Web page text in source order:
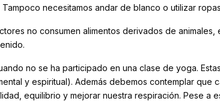
necesitamos andar de blanco o utilizar
no consumen alimentos derivados de
no se ha participado en una clase de yoga.
y espiritual). Además debemos contemplar que
equilibrio y mejorar nuestra respiración. Pese a